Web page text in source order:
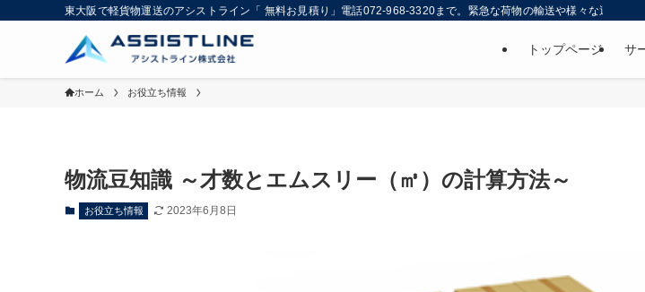
東大阪で軽貨物運送のアシストライン「 無料お見積り」電話072-968-3320まで。緊急な荷物の輸送や様々な運送
トップページ サ
ホーム お役立ち情報
物流豆知識 ～才数とエムスリー（㎥）の計算方法～
お役立ち情報 2023年6月8日